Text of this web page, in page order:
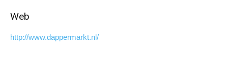
Web
http://www.dappermarkt.nl/